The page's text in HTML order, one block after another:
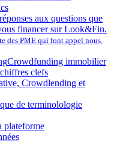
aux questions que
financer sur Look&Fin.
des PME qui font appel nous.
Crowdfunding immobilier
clefs
Crowdlending et
de terminolologie
plateforme